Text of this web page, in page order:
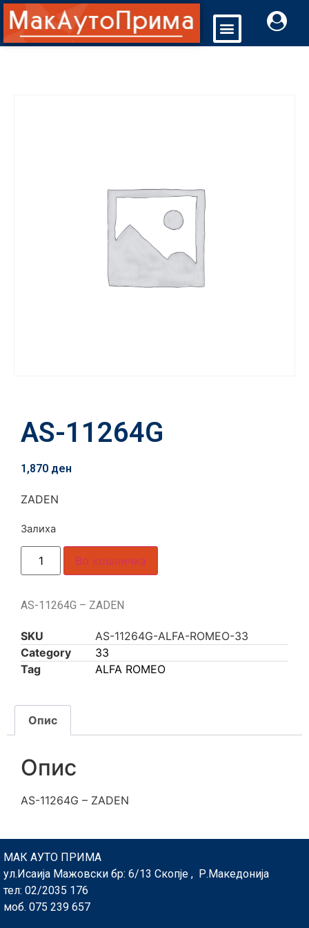
AS-11264G
1,870 ден
ZADEN
Залиха
Во кошничка
AS-11264G – ZADEN
SKU
AS-11264G-ALFA-ROMEO-33
Category
33
Tag
ALFA ROMEO
Опис
Опис
AS-11264G – ZADEN
МАК АУТО ПРИМА
ул.Исаија Мажовски бр: 6/13 Скопје , Р.Македонија
тел: 02/2035 176
моб. 075 239 657